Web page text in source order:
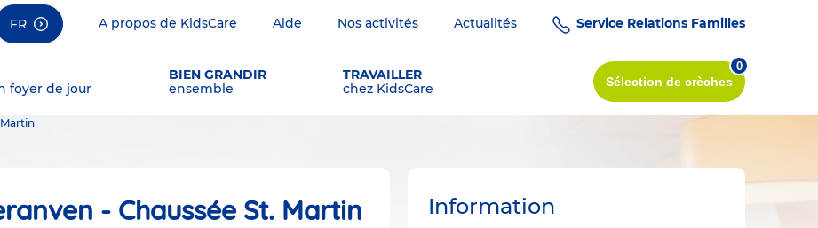
FR A propos de KidsCare Aide Nos activités Actualités Service Relations Familles
foyer de jour
BIEN GRANDIR
ensemble
TRAVAILLER
chez KidsCare
Sélection de crèches
0
- Chaussée St. Martin Information